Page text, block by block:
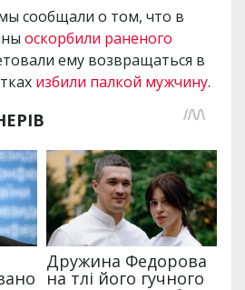
сообщали о том, что в
оскорбили раненого
ему возвращаться в
избили палкой мужчину.